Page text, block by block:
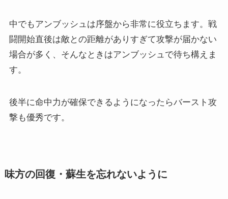
中でもアンブッシュは序盤から非常に役立ちます。戦
闘開始直後は敵との距離がありすぎて攻撃が届かない
場合が多く、そんなときはアンブッシュで待ち構えま
す。
後半に命中力が確保できるようになったらバースト攻
撃も優秀です。
味方の回復・蘇生を忘れないように